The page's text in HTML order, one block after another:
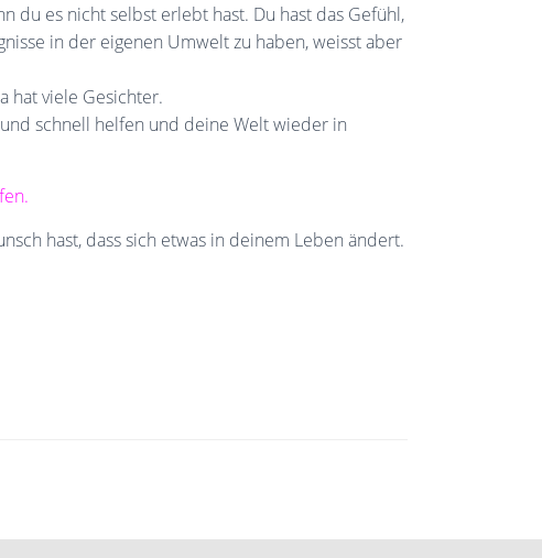
du es nicht selbst erlebt hast. Du hast das Gefühl,
in der eigenen Umwelt zu haben, weisst aber
hat viele Gesichter.
schnell helfen und deine Welt wieder in
hast, dass sich etwas in deinem Leben ändert.